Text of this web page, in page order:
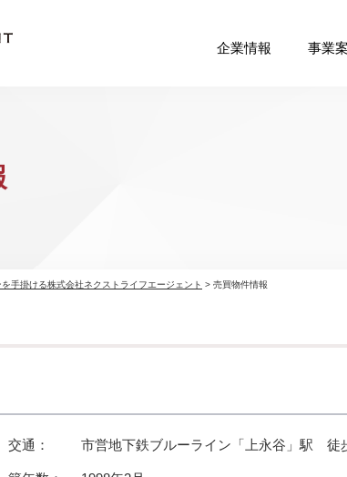
企業情報 事業
手掛ける株式会社ネクストライフエージェント > 売買物件情報
交通： 市営地下鉄ブルーライン「上永谷」駅 徒